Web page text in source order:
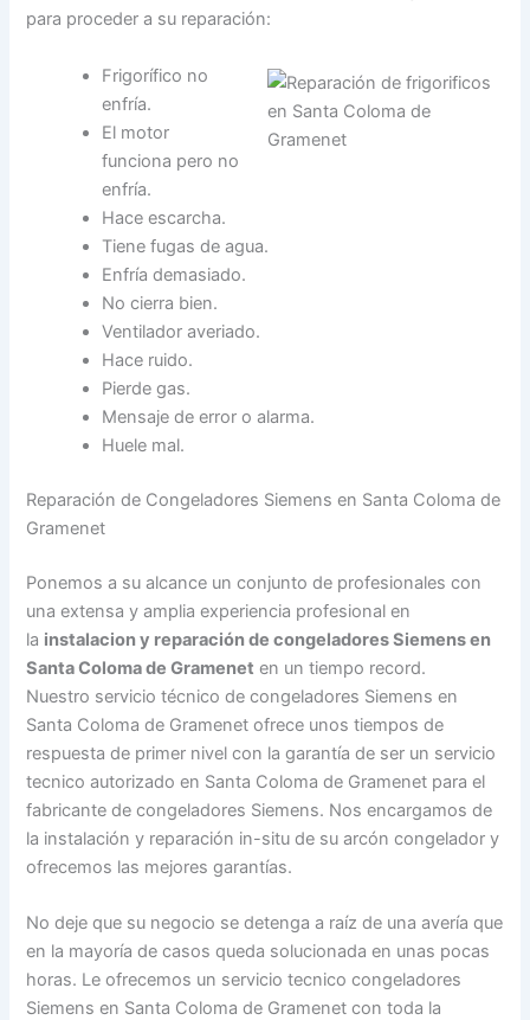
para proceder a su reparación:
Frigorífico no
enfría.
El motor
funciona pero no
enfría.
Hace escarcha.
Tiene fugas de agua.
Enfría demasiado.
No cierra bien.
Ventilador averiado.
Hace ruido.
Pierde gas.
Mensaje de error o alarma.
Huele mal.
Reparación de Congeladores Siemens en Santa Coloma de
Gramenet
Ponemos a su alcance un conjunto de profesionales con
una extensa y amplia experiencia profesional en
la instalacion y reparación de congeladores Siemens en
Santa Coloma de Gramenet en un tiempo record.
Nuestro servicio técnico de congeladores Siemens en
Santa Coloma de Gramenet ofrece unos tiempos de
respuesta de primer nivel con la garantía de ser un servicio
tecnico autorizado en Santa Coloma de Gramenet para el
fabricante de congeladores Siemens. Nos encargamos de
la instalación y reparación in-situ de su arcón congelador y
ofrecemos las mejores garantías.
No deje que su negocio se detenga a raíz de una avería que
en la mayoría de casos queda solucionada en unas pocas
horas. Le ofrecemos un servicio tecnico congeladores
Siemens en Santa Coloma de Gramenet con toda la